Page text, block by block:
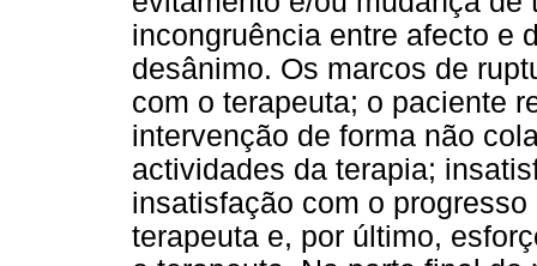
incongruência entre afecto e
desânimo. Os marcos de
com o terapeuta; o paciente
intervenção de forma não
actividades da terapia;
insatisfação com o
terapeuta e, por último,